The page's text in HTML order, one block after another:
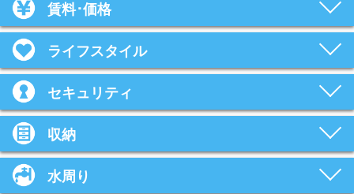
賃料･価格
ライフスタイル
セキュリティ
収納
水周り